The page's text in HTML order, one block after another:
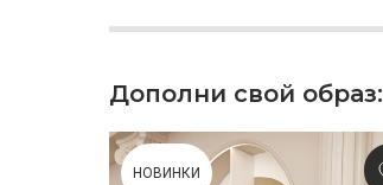
Дополни свой образ:
НОВИНКИ